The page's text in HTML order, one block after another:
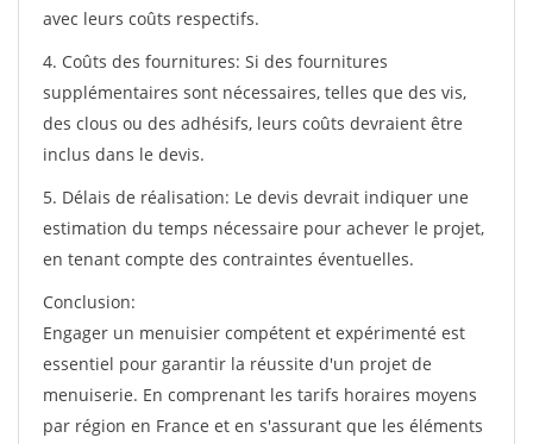
avec leurs coûts respectifs.
4. Coûts des fournitures: Si des fournitures
supplémentaires sont nécessaires, telles que des vis,
des clous ou des adhésifs, leurs coûts devraient être
inclus dans le devis.
5. Délais de réalisation: Le devis devrait indiquer une
estimation du temps nécessaire pour achever le projet,
en tenant compte des contraintes éventuelles.
Conclusion:
Engager un menuisier compétent et expérimenté est
essentiel pour garantir la réussite d'un projet de
menuiserie. En comprenant les tarifs horaires moyens
par région en France et en s'assurant que les éléments